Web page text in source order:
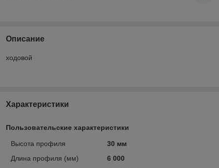
Описание
ходовой
Характеристики
Пользовательские характеристики
Высота профиля
30 мм
Длина профиля (мм)
6 000